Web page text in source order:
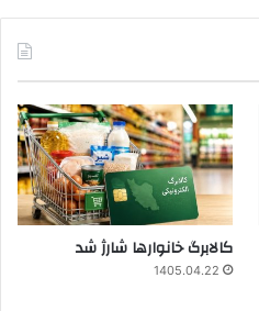
کالابرگ خانوارها شارژ شد
1405.04.22